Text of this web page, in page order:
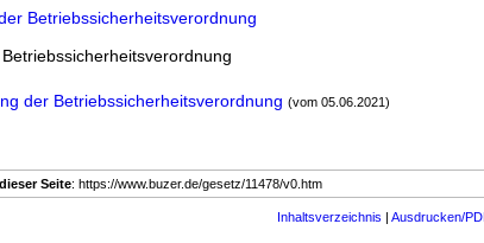
Betriebssicherheitsverordnung
der Betriebssicherheitsverordnung (vom 05.06.2021)
Seite: https://www.buzer.de/gesetz/11478/v0.htm
Inhaltsverzeichnis | Ausdrucken/